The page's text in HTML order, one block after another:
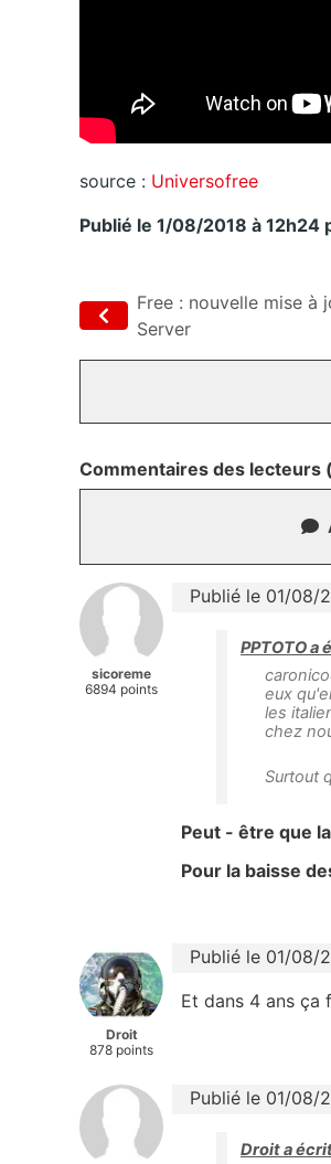
source : Universofree
Publié le 1/08/2018 à 12h24
Free : nouvelle mise à
Server
Commentaires des lecteurs
sicoreme
6894 points
Publié le 01/08/
PPTOTO a
eux
les
chez
Surtout
Peut - être que
Pour la baisse
Droit
878 points
Publié le 01/08/
Et dans 4 ans ça
Publié le 01/08/
Droit a